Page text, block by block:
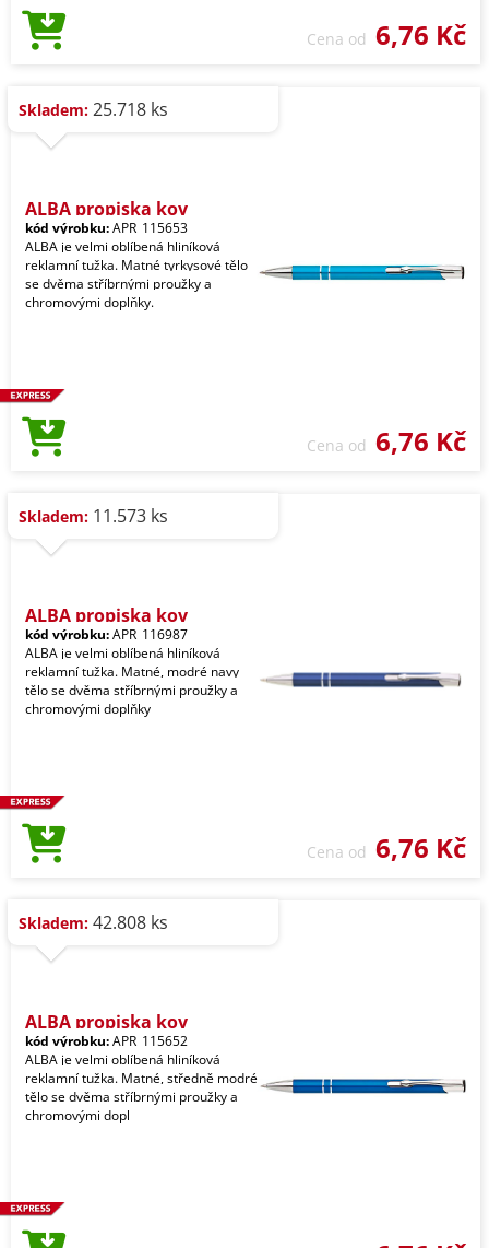
Cena od 6,76 Kč
Skladem: 25.718 ks
ALBA propiska kov
kód výrobku:APR_115653
ALBA je velmi oblíbená hliníková
reklamní tužka. Matné tyrkysové tělo
se dvěma stříbrnými proužky a
chromovými doplňky.
Cena od 6,76 Kč
Skladem: 11.573 ks
ALBA propiska kov
kód výrobku:APR_116987
ALBA je velmi oblíbená hliníková
reklamní tužka. Matné, modré navy
tělo se dvěma stříbrnými proužky a
chromovými doplňky
Cena od 6,76 Kč
Skladem: 42.808 ks
ALBA propiska kov
kód výrobku:APR_115652
ALBA je velmi oblíbená hliníková
reklamní tužka. Matné, středně modré
tělo se dvěma stříbrnými proužky a
chromovými dopl